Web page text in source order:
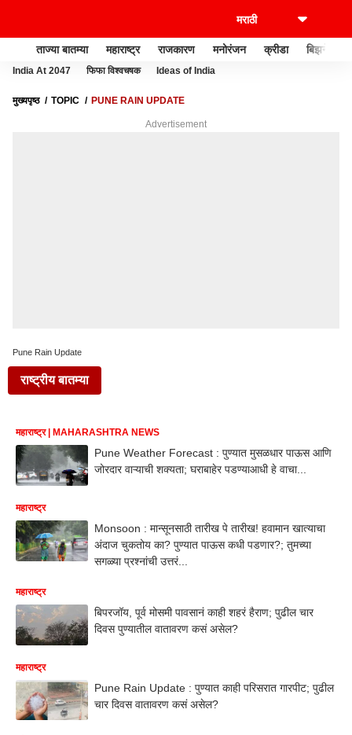
ताज्या बातम्या महाराष्ट्र राजकारण मनोरंजन क्रीडा बिझनेस
India At 2047 फिफा विश्वचषक Ideas of India
मुख्यपृष्ठ TOPIC PUNE RAIN UPDATE
Advertisement
Pune Rain Update
राष्ट्रीय बातम्या
महाराष्ट्र | MAHARASHTRA NEWS
Pune Weather Forecast : पुण्यात मुसळधार पाऊस आणि
जोरदार वाऱ्याची शक्यता; घराबाहेर पडण्याआधी हे वाचा...
महाराष्ट्र
Monsoon : मान्सूनसाठी तारीख पे तारीख! हवामान खात्याचा
अंदाज चुकतोय का? पुण्यात पाऊस कधी पडणार?; तुमच्या
सगळ्या प्रश्नांची उत्तरं...
महाराष्ट्र
बिपरजॉय, पूर्व मोसमी पावसानं काही शहरं हैराण; पुढील चार
दिवस पुण्यातील वातावरण कसं असेल?
महाराष्ट्र
Pune Rain Update : पुण्यात काही परिसरात गारपीट; पुढील
चार दिवस वातावरण कसं असेल?